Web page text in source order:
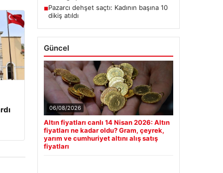
■Pazarcı dehşet saçtı: Kadının başına 10
dikiş atıldı
Güncel
06/08/2026
Altın fiyatları canlı 14 Nisan 2026: Altın
fiyatları ne kadar oldu? Gram, çeyrek,
yarım ve cumhuriyet altını alış satış
fiyatları